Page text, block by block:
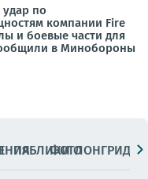
по
компании Fire
и боевые части для
в Минобороны
ПАБЛИКИ
ФОТОЛОНГРИДЫ